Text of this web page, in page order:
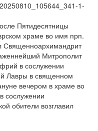
1-
Пятидесятницы
храме во имя прп.
Священноархимандрит
Митрополит
в сослужении
Лавры в священном
вечером в храме во
сослужении
обители возглавил